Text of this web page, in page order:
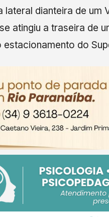
dianteira de um
atingiu a traseira de
do